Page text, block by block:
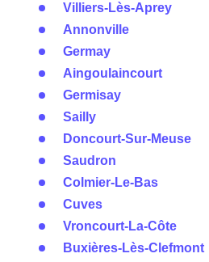
Villiers-Lès-Aprey
Annonville
Germay
Aingoulaincourt
Germisay
Sailly
Doncourt-Sur-Meuse
Saudron
Colmier-Le-Bas
Cuves
Vroncourt-La-Côte
Buxières-Lès-Clefmont